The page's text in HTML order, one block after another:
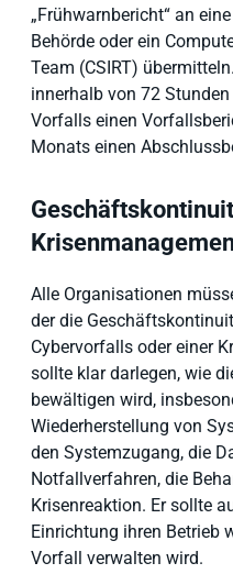
„Frühwarnbericht“ an
Behörde oder ein
Team (CSIRT)
innerhalb von 72
Vorfalls einen
Monats einen
Alle Organisationen
der die
Cybervorfalls oder einer
sollte klar darlegen, wie
bewältigen wird,
Wiederherstellung von
den Systemzugang, die
Notfallverfahren, die
Krisenreaktion. Er sollte
Einrichtung ihren Betrieb
Vorfall verwalten wird.